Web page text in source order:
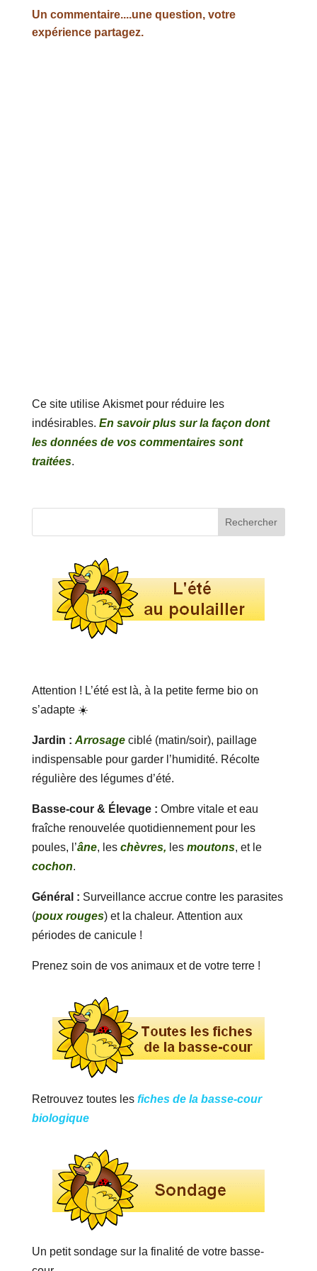
Un commentaire....une question, votre
expérience partagez.
Ce site utilise Akismet pour réduire les
indésirables. En savoir plus sur la façon dont
les données de vos commentaires sont
traitées.
Attention ! L’été est là, à la petite ferme bio on
s’adapte ☀️
Jardin : Arrosageciblé (matin/soir), paillage
indispensable pour garder l’humidité. Récolte
régulière des légumes d’été.
Basse-cour & Élevage : Ombre vitale et eau
fraîche renouvelée quotidiennement pour les
poules, l’âne, les chèvres, les moutons, et le
cochon.
Général : Surveillance accrue contre les parasites
(poux rouges) et la chaleur. Attention aux
périodes de canicule !
Prenez soin de vos animaux et de votre terre !
Retrouvez toutes les fiches de la basse-cour
biologique
Un petit sondage sur la finalité de votre basse-